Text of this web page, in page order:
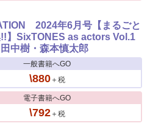
2024年6月号【まるごと
!!】SixTONES as actors Vol.1
中樹・森本慎太郎
一般書籍へGO
\880＋税
電子書籍へGO
\792＋税